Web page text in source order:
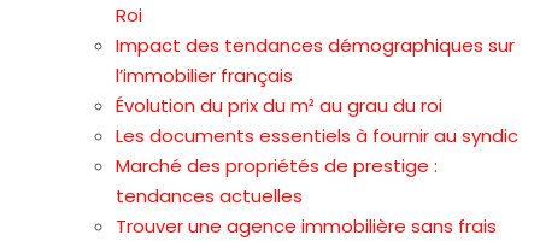
Roi
Impact des tendances démographiques sur
l’immobilier français
Évolution du prix du m² au grau du roi
Les documents essentiels à fournir au syndic
Marché des propriétés de prestige :
tendances actuelles
Trouver une agence immobilière sans frais